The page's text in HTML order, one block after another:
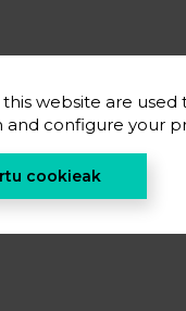
website are
and configure your
cookieak